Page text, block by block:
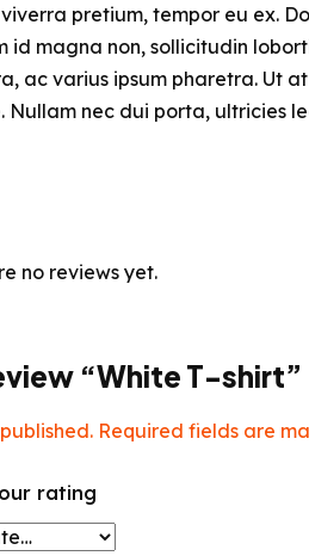
pretium, tempor eu ex.
magna non, sollicitudin
ac varius ipsum pharetra. Ut
nec dui porta, ultricies
no reviews yet.
“White T-shirt”
Required fields are
rating